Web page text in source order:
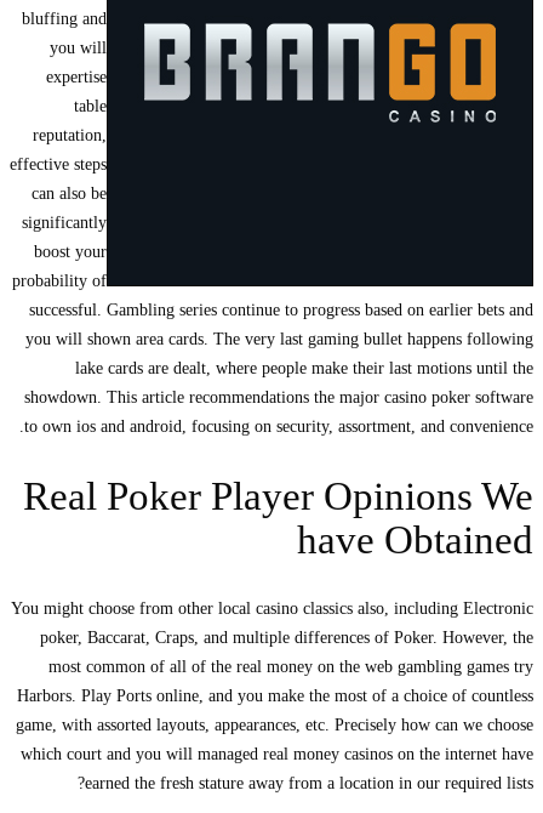
bluffing and
you will
expertise
table
reputation,
effective steps
can also be
significantly
boost your
probability of
successful. Gambling series continue to progress based on earlier bets and
you will shown area cards. The very last gaming bullet happens following
lake cards are dealt, where people make their last motions until the
showdown. This article recommendations the major casino poker software
to own ios and android, focusing on security, assortment, and convenience.
Real Poker Player Opinions We
have Obtained
You might choose from other local casino classics also, including Electronic
poker, Baccarat, Craps, and multiple differences of Poker. However, the
most common of all of the real money on the web gambling games try
Harbors. Play Ports online, and you make the most of a choice of countless
game, with assorted layouts, appearances, etc. Precisely how can we choose
which court and you will managed real money casinos on the internet have
earned the fresh stature away from a location in our required lists?